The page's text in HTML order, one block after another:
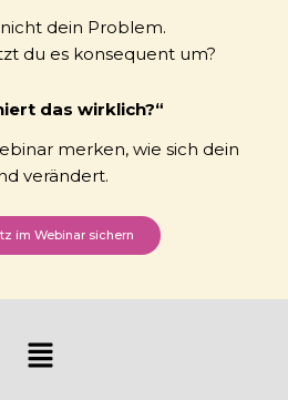
dein Problem.
du es konsequent um?
das wirklich?“
merken, wie sich dein
verändert.
im Webinar sichern